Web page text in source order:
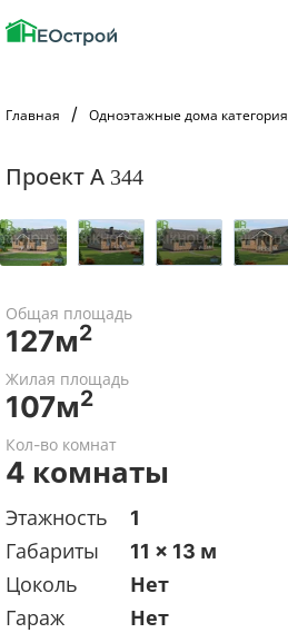
Главная Одноэтажные дома категория
Проект А 344
Общая площадь
127м2
Жилая площадь
107м2
Кол-во комнат
4 комнаты
Этажность
1
Габариты
11 x 13 м
Цоколь
Нет
Гараж
Нет